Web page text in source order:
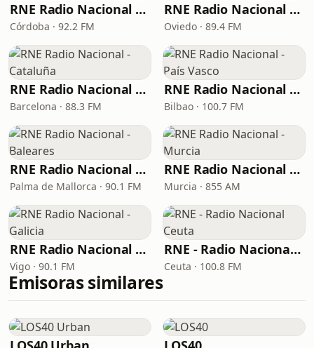
RNE Radio Nacional - Andalucía
Córdoba · 92.2 FM
RNE Radio Nacional - Oviedo
Oviedo · 89.4 FM
RNE Radio Nacional - Cataluña
Barcelona · 88.3 FM
RNE Radio Nacional - País Vasco
Bilbao · 100.7 FM
RNE Radio Nacional - Baleares
Palma de Mallorca · 90.1 FM
RNE Radio Nacional - Murcia
Murcia · 855 AM
RNE Radio Nacional - Galicia
Vigo · 90.1 FM
RNE - Radio Nacional Ceuta
Ceuta · 100.8 FM
Emisoras similares